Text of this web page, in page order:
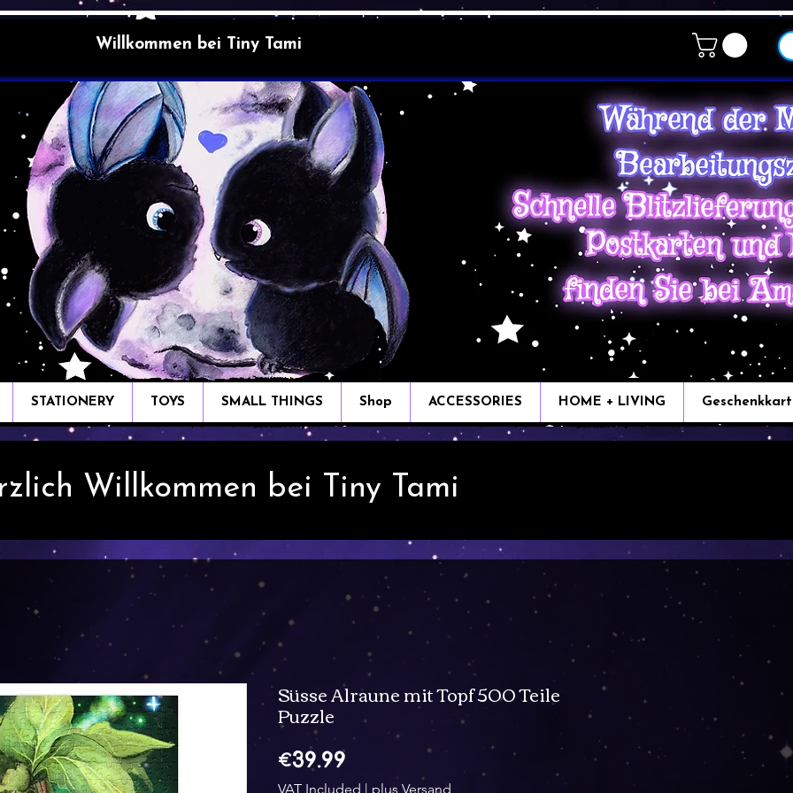
Willkommen bei Tiny Tami
STATIONERY TOYS SMALL THINGS Shop ACCESSORIES HOME + LIVING
Willkommen bei Tiny Tami
Süsse Alraune mit Topf 500 Teile
Puzzle
€39.99
VAT Included | plus Versand